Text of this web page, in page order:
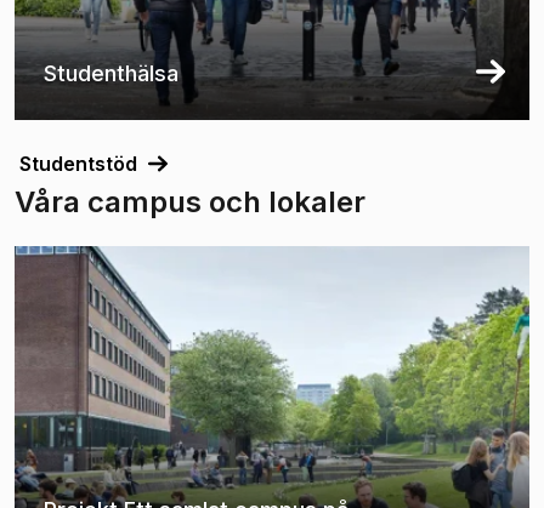
Studenthälsa
Studentstöd
Våra campus och lokaler